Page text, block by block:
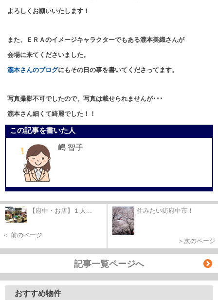
よろしくお願いいたします！
また、ＥＲＡのイメージキャラクターでもある瀧本美織さんが
会場に来てくださいました。
瀧本さんのブログにもその日の事を書いてくださってます。
写真撮影不可でしたので、写真は載せられませんが･･･
瀧本さん細くて綺麗でした！！
この記事を書いた人
嶋 智子
【府中・お店】１人...
＜ 前のページ
住みたい街府中市！
＞次のページ
記事一覧ページへ
おすすめ物件